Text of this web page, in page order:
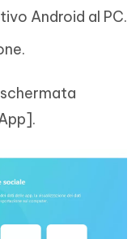
Android al PC.